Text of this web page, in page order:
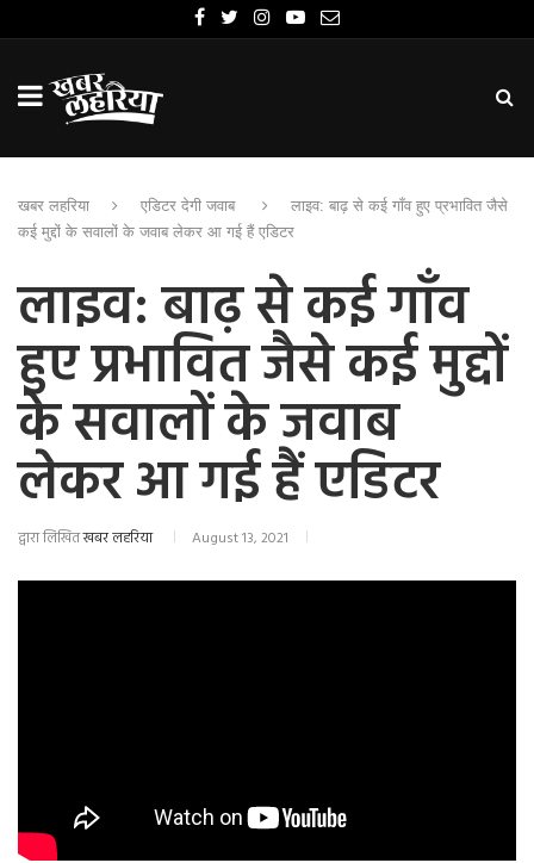
खबर लहरिया एडिटर देगी जवाब
लाइव: बाढ़ से कई गाँव हुए प्रभावित जैसे
कई मुद्दों के सवालों के जवाब लेकर आ गई हैं एडिटर
लाइव: बाढ़ से कई गाँव
हुए प्रभावित जैसे कई मुद्दों
के सवालों के जवाब
लेकर आ गई हैं एडिटर
द्वारा लिखितखबर लहरिया August 13, 2021